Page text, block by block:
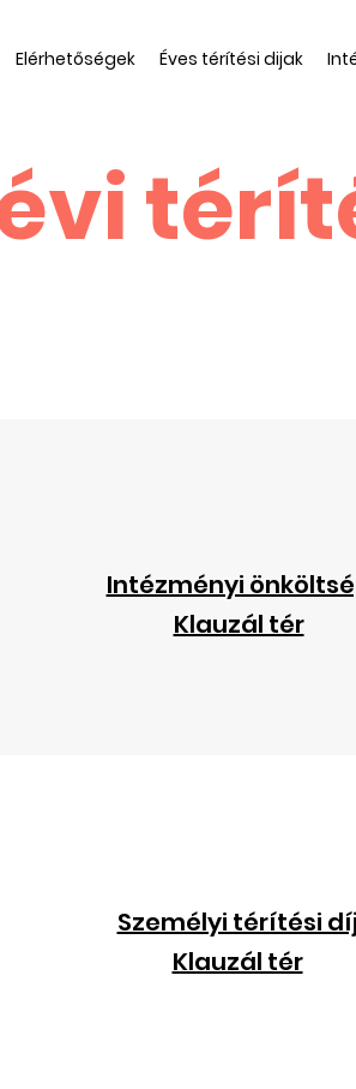
Elérhetőségek Éves térítési dijak
Intézményi
Klauzál tér
Személyi térítési díj
Klauzál tér